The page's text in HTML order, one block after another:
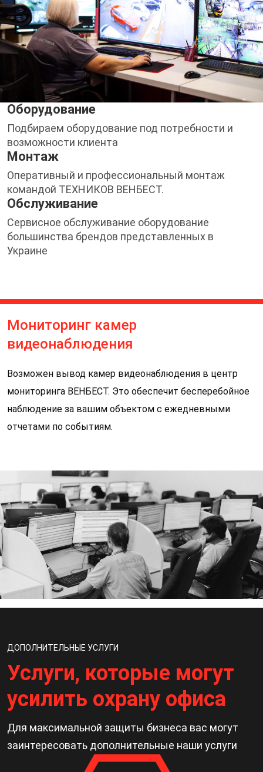
Оборудование
Подбираем оборудование под потребности и
возможности клиента
Монтаж
Оперативный и профессиональный монтаж
командой ТЕХНИКОВ ВЕНБЕСТ.
Обслуживание
Сервисное обслуживание оборудование
большинства брендов представленных в
Украине
Мониторинг камер
видеонаблюдения
Возможен вывод камер видеонаблюдения в центр
мониторинга ВЕНБЕСТ. Это обеспечит бесперебойное
наблюдение за вашим объектом с ежедневными
отчетами по событиям.
ДОПОЛНИТЕЛЬНЫЕ УСЛУГИ
Услуги, которые могут
усилить охрану офиса
Для максимальной защиты бизнеса вас могут
заинтересовать дополнительные наши услуги